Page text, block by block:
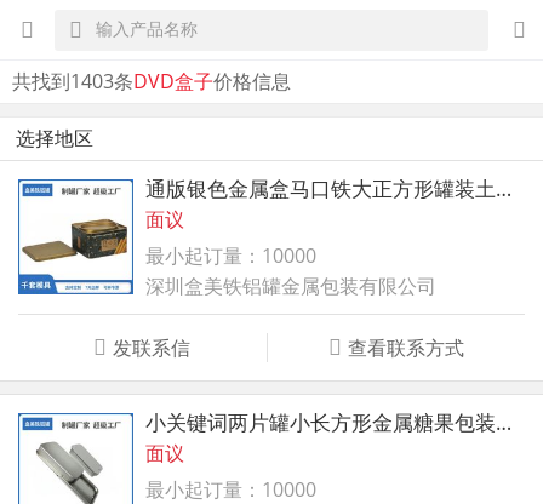
共找到1403条DVD盒子价格信息
选择地区
通版银色金属盒马口铁大正方形罐装土耳其鸡蛋卷铁盒子
面议
最小起订量：10000
深圳盒美铁铝罐金属包装有限公司
发联系信 查看联系方式
小关键词两片罐小长方形金属糖果包装盒迷你马口铁盒子
面议
最小起订量：10000